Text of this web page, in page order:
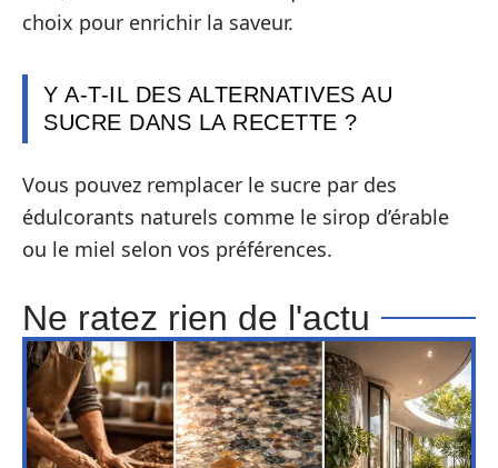
choix pour enrichir la saveur.
Y A-T-IL DES ALTERNATIVES AU
SUCRE DANS LA RECETTE ?
Vous pouvez remplacer le sucre par des
édulcorants naturels comme le sirop d’érable
ou le miel selon vos préférences.
Ne ratez rien de l'actu